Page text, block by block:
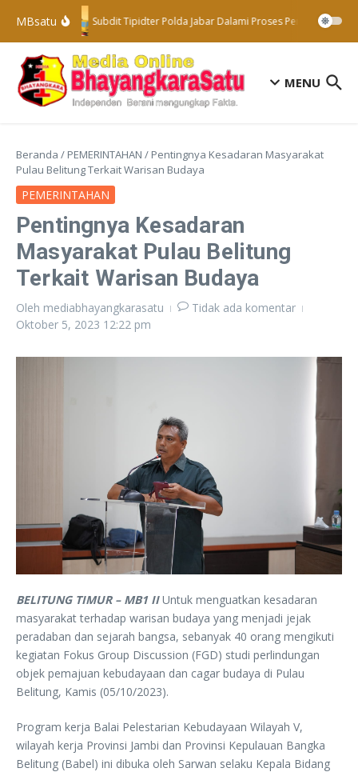
Lewati ke konten
MBsatu
Subdit Tipidter Polda Jabar Dalami Proses Penyelidikan
MENU
Beranda / PEMERINTAHAN / Pentingnya Kesadaran Masyarakat
Pulau Belitung Terkait Warisan Budaya
PEMERINTAHAN
Pentingnya Kesadaran
Masyarakat Pulau Belitung
Terkait Warisan Budaya
Oleh mediabhayangkarasatu
Tidak ada komentar
Oktober 5, 2023 12:22 pm
BELITUNG TIMUR – MB1 II Untuk menguatkan kesadaran
masyarakat terhadap warisan budaya yang menjadi jejak
peradaban dan sejarah bangsa, sebanyak 40 orang mengikuti
kegiatan Fokus Group Discussion (FGD) studi perlindungan
objek pemajuan kebudayaan dan cagar budaya di Pulau
Belitung, Kamis (05/10/2023).
Program kerja Balai Pelestarian Kebudayaan Wilayah V,
wilayah kerja Provinsi Jambi dan Provinsi Kepulauan Bangka
Belitung (Babel) ini dibuka oleh Sarwan selaku Kepala Bidang